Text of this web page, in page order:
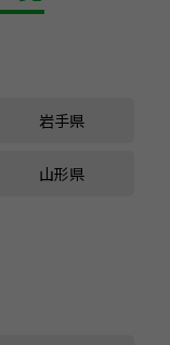
岩手県
山形県